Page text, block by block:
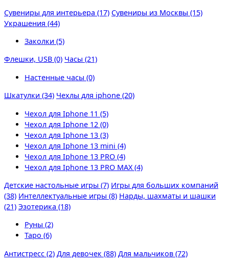
Сувениры для интерьера (17) Сувениры из Москвы (15)
Украшения (44)
Заколки (5)
Флешки, USB (0) Часы (21)
Настенные часы (0)
Шкатулки (34) Чехлы для iphone (20)
Чехол для Iphone 11 (5)
Чехол для Iphone 12 (0)
Чехол для Iphone 13 (3)
Чехол для Iphone 13 mini (4)
Чехол для Iphone 13 PRO (4)
Чехол для Iphone 13 PRO MAX (4)
Детские настольные игры (7) Игры для больших компаний
(38) Интеллектуальные игры (8) Нарды, шахматы и шашки
(21) Эзотерика (18)
Руны (2)
Таро (6)
Антистресс (2) Для девочек (88) Для мальчиков (72)